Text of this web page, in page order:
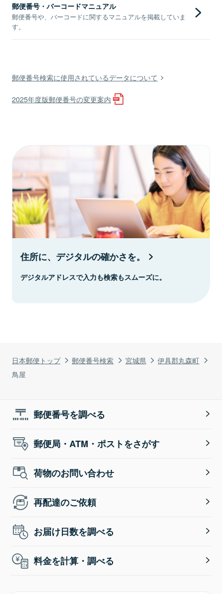
日本郵便トップ 郵便番号検索 宮城県
伊具郡丸森町
鳥屋
郵便番号・バーコードマニュアル
郵便番号や、バーコードに関するマニュアルを掲載していま
す。
郵便番号検索に使用されているデータについて
2025年度版郵便番号の変更案内
住所に、デジタルの確かさを。
デジタルアドレスで入力も検索もスムーズに。
郵便番号を調べる
郵便局・ATM・ポストをさがす
荷物のお問い合わせ
再配達のご依頼
お届け日数を調べる
料金を計算・調べる